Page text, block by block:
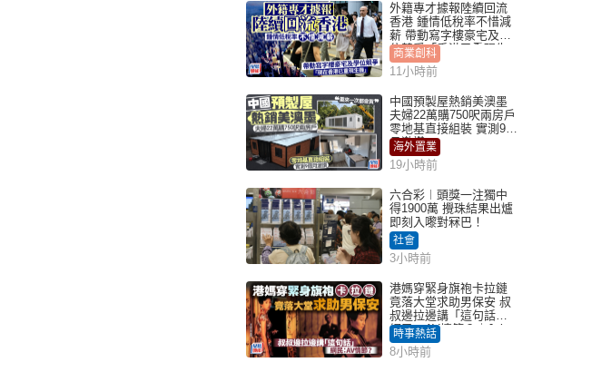
外籍專才據報陸續回流
香港 鍾情低稅率不惜減
薪 帶動寫字樓豪宅及學
位競爭「香港已重現生
機」
商業創科
11小時前
中國預製屋熱銷美澳墨
夫婦22萬購750呎兩房戶
零地基直接組裝 實測9個
月激讚
海外置業
19小時前
六合彩︱頭獎一注獨中
得1900萬 攪珠結果出爐
即刻入嚟對冧巴！
社會
3小時前
港媽穿緊身旗袍卡拉鏈
竟落大堂求助男保安 叔
叔邊拉邊講「這句話」
網民：AV情節？｜Juicy
叮
時事熱話
8小時前